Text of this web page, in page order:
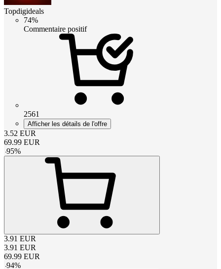
Topdigideals
74%
Commentaire positif
2561
Afficher les détails de l'offre
3.52 EUR
69.99 EUR
-95%
3.91 EUR
3.91 EUR
69.99 EUR
-94%